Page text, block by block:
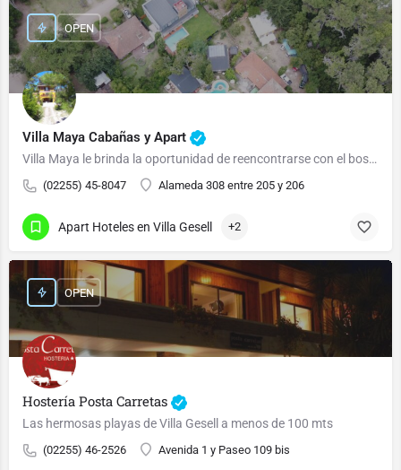
Villa Maya Cabañas y Apart
Villa Maya le brinda la oportunidad de reencontrarse con el bosque y el mar.
(02255) 45-8047 Alameda 308 entre 205 y 206
OPEN
Apart Hoteles en Villa Gesell +2
Hostería Posta Carretas
Las hermosas playas de Villa Gesell a menos de 100 mts
(02255) 46-2526 Avenida 1 y Paseo 109 bis
OPEN